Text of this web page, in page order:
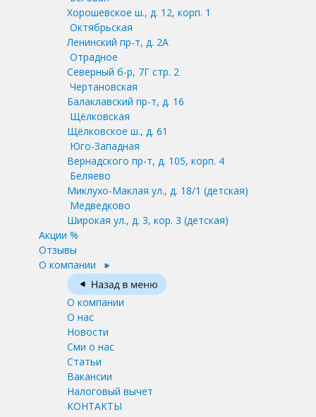
Хорошевское ш., д. 12, корп. 1
Октябрьская
Ленинский пр-т, д. 2А
Отрадное
Северный б-р, 7Г стр. 2
Чертановская
Балаклавский пр-т, д. 16
Щёлковская
Щёлковское ш., д. 61
Юго-Западная
Вернадского пр-т, д. 105, корп. 4
Беляево
Миклухо-Маклая ул., д. 18/1 (детская)
Медведково
Широкая ул., д. 3, кор. 3 (детская)
Акции %
Отзывы
О компании
О компании
О нас
Новости
Сми о нас
Статьи
Вакансии
Налоговый вычет
КОНТАКТЫ